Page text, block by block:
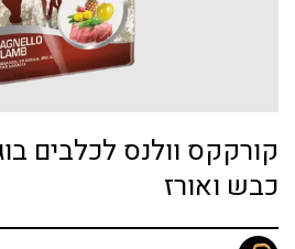
קורקקס וולנס לכלבים
כבש ואורז